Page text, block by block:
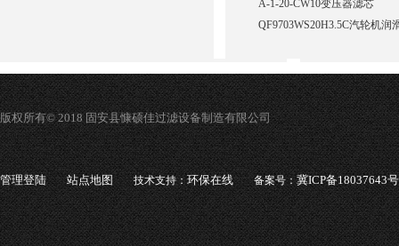
A-1-20-CW10变压器滤芯
QF9703WS20H3.5C汽轮机润
版权所有© 2018 固安县慷硕佳过滤设备制造有限公司
管理登陆 站点地图 技术支持：环保在线 备案号：冀ICP备18037643